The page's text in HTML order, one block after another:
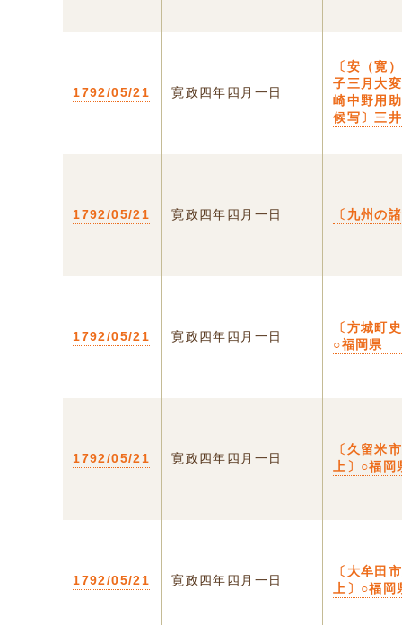
1792/05/21 寛政四年四月一日
〔安（寛
子三月大
崎中野用
候写〕三
1792/05/21 寛政四年四月一日 〔九州の
1792/05/21 寛政四年四月一日
〔方城町
○福岡県
1792/05/21 寛政四年四月一日
〔久留
上〕○福岡
1792/05/21 寛政四年四月一日
〔大牟
上〕○福岡